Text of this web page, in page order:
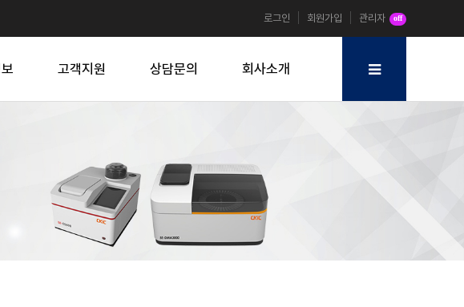
로그인 회원가입 관리자 off
고객지원 상담문의 회사소개